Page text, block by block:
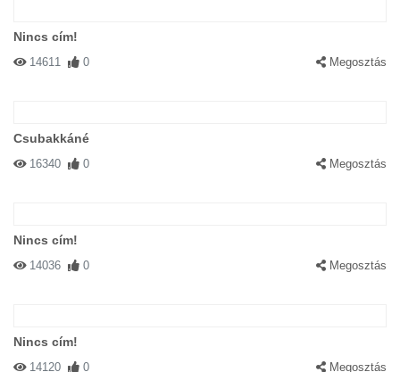
Nincs cím!
14611 0 Megosztás
Csubakkáné
16340 0 Megosztás
Nincs cím!
14036 0 Megosztás
Nincs cím!
14120 0 Megosztás